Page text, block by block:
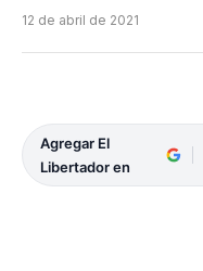
12 de abril de 2021
Agregar El
Libertador en